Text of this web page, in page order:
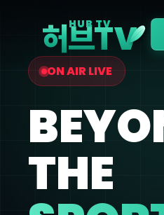
HUB TV
허브TV
ON AIR LIVE
THE